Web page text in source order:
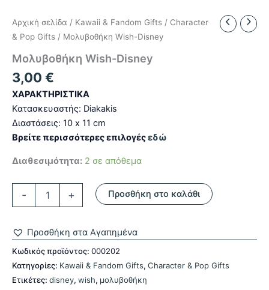
Αρχική σελίδα / Kawaii & Fandom Gifts / Character
& Pop Gifts / Μολυβοθήκη Wish-Disney
Μολυβοθήκη Wish-Disney
3,00 €
ΧΑΡΑΚΤΗΡΙΣΤΙΚΑ
Κατασκευαστής: Diakakis
Διαστάσεις: 10 x 11 cm
Βρείτε περισσότερες επιλογέςεδώ
Διαθεσιμότητα: 2 σε απόθεμα
- + Προσθήκη στο καλάθι
Προσθήκη στα Αγαπημένα
Κωδικός προϊόντος: 000202
Κατηγορίες: Kawaii & Fandom Gifts, Character & Pop Gifts
Ετικέτες: disney, wish, μολυβοθήκη